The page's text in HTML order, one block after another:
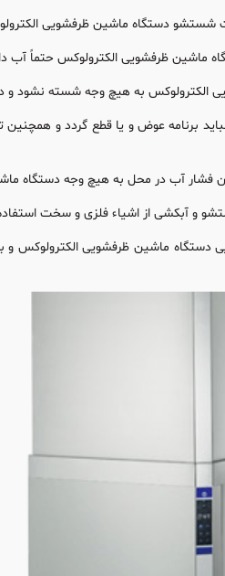
شستشو دستگاه ماشین ظرفشویی
ماشین ظرفشویی الکترولوکس حتماً
الکترولوکس به هیچ وجه شسته نشود و
آب در محل به هیچ وجه دستگاه ماشین
آبکشی از اشیاء فلزی و سخت استفاده
دستگاه ماشین ظرفشویی